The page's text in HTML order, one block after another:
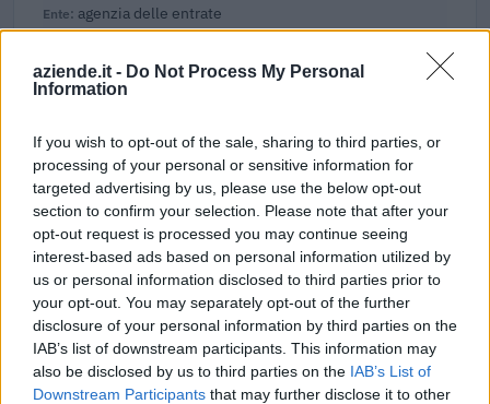
aziende.it - Do Not Process My Personal
Information
If you wish to opt-out of the sale, sharing to third parties, or
processing of your personal or sensitive information for
targeted advertising by us, please use the below opt-out
section to confirm your selection. Please note that after your
opt-out request is processed you may continue seeing
interest-based ads based on personal information utilized by
us or personal information disclosed to third parties prior to
your opt-out. You may separately opt-out of the further
disclosure of your personal information by third parties on the
IAB’s list of downstream participants. This information may
also be disclosed by us to third parties on the IAB’s List of
Downstream Participants that may further disclose it to other
agenzia delle entrate
8.243 euro
2023-04-18
COVID-19 [con mo
agenzia delle entrate
6.000 euro
2023-04-03
esenzioni fiscali e crediti d'imposta adottati a
seguito della crisi economica causata dall'epidemia di
COVID-19 [con mo
agenzia delle entrate
250 euro